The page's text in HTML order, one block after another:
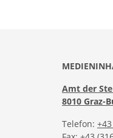
Amt der
8010 Graz-
Telefon: